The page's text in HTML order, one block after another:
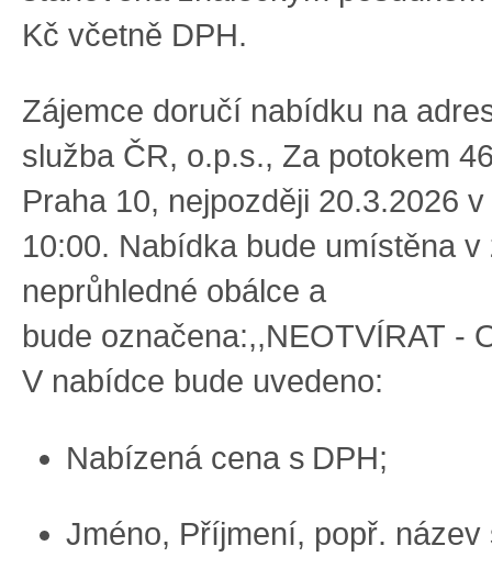
Kč včetně DPH.
Zájemce doručí nabídku na
služba ČR, o.p.s., Za potokem
Praha 10, nejpozději 20.3.2026 v
10:00. Nabídka bude umístěna v
neprůhledné obálce a
bude označena:,,NEOTVÍRAT -
V nabídce bude uvedeno:
Nabízená cena s DPH;
Jméno, Příjmení, popř. název